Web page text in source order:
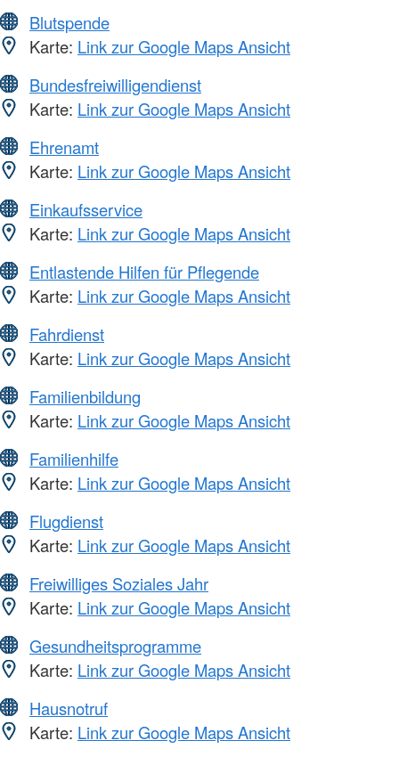
Blutspende
Karte: Link zur Google Maps Ansicht
Bundesfreiwilligendienst
Karte: Link zur Google Maps Ansicht
Ehrenamt
Karte: Link zur Google Maps Ansicht
Einkaufsservice
Karte: Link zur Google Maps Ansicht
Entlastende Hilfen für Pflegende
Karte: Link zur Google Maps Ansicht
Fahrdienst
Karte: Link zur Google Maps Ansicht
Familienbildung
Karte: Link zur Google Maps Ansicht
Familienhilfe
Karte: Link zur Google Maps Ansicht
Flugdienst
Karte: Link zur Google Maps Ansicht
Freiwilliges Soziales Jahr
Karte: Link zur Google Maps Ansicht
Gesundheitsprogramme
Karte: Link zur Google Maps Ansicht
Hausnotruf
Karte: Link zur Google Maps Ansicht